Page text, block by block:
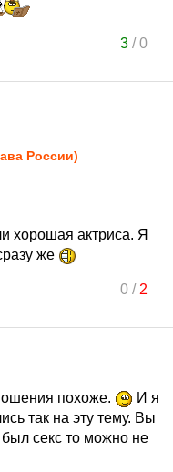
3/0
России)
хорошая актриса. Я
же
0/ 2
похоже.
И я
так на эту тему. Вы
секс то можно не